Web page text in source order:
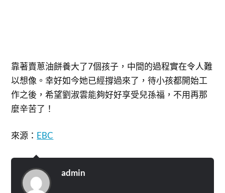
靠著賣蔥油餅養大了7個孩子，中間的過程實在令人難
以想像。幸好如今她已經撐過來了，待小孩都開始工
作之後，希望劉淑雲能夠好好享受兒孫福，不用再那
麼辛苦了！
來源： EBC
admin